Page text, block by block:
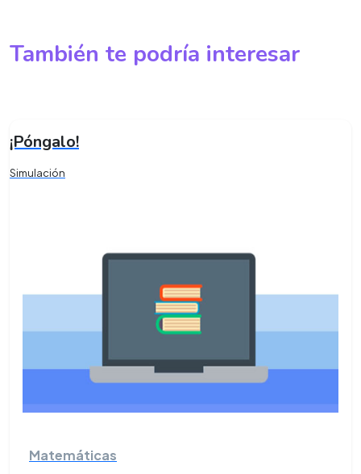
También te podría interesar
¡Póngalo!
Simulación
Matemáticas